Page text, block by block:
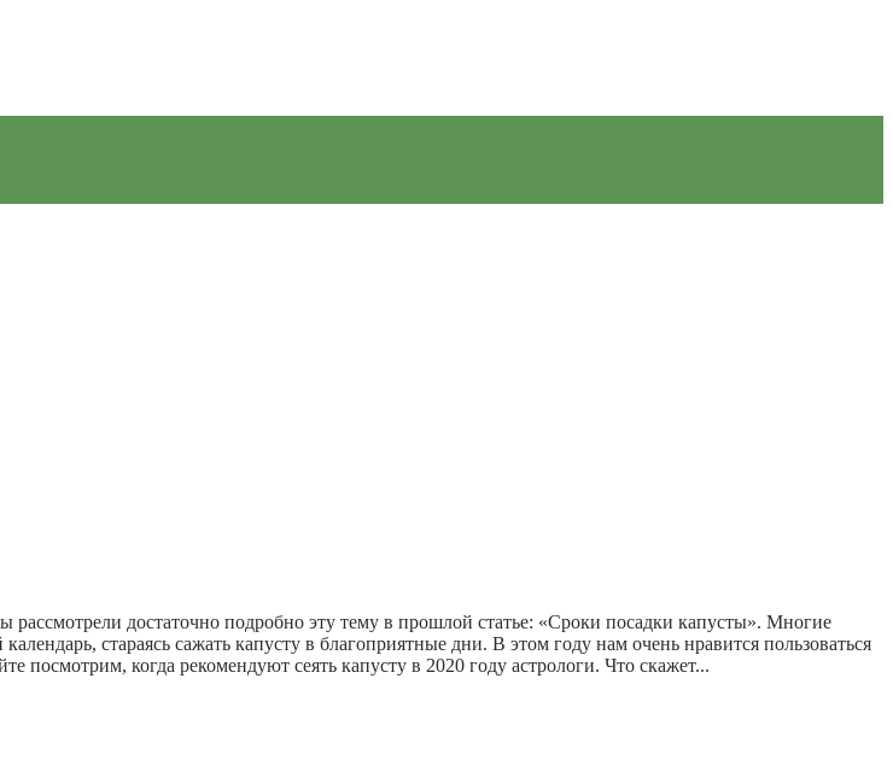
рассмотрели достаточно подробно эту тему в прошлой статье: «Сроки посадки капусты». Многие
стараясь сажать капусту в благоприятные дни. В этом году нам очень нравится пользоваться
посмотрим, когда рекомендуют сеять капусту в 2020 году астрологи. Что скажет...